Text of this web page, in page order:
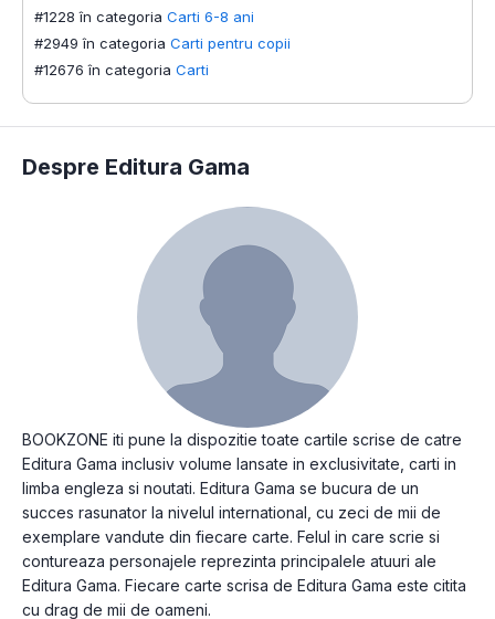
#1228 în categoria Carti 6-8 ani
#2949 în categoria Carti pentru copii
#12676 în categoria Carti
Despre Editura Gama
BOOKZONE iti pune la dispozitie toate cartile scrise de catre
Editura Gama inclusiv volume lansate in exclusivitate, carti in
limba engleza si noutati. Editura Gama se bucura de un
succes rasunator la nivelul international, cu zeci de mii de
exemplare vandute din fiecare carte. Felul in care scrie si
contureaza personajele reprezinta principalele atuuri ale
Editura Gama. Fiecare carte scrisa de Editura Gama este citita
cu drag de mii de oameni.